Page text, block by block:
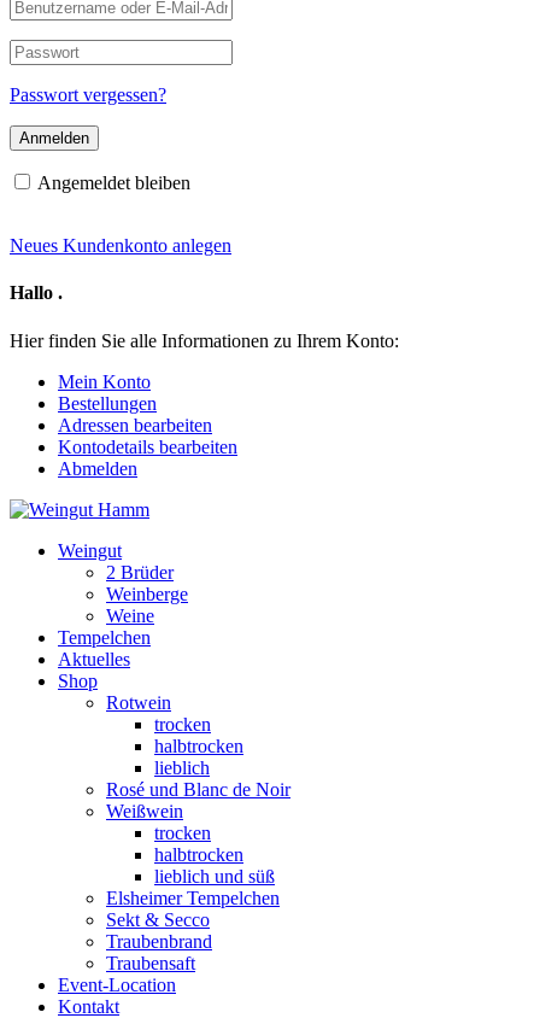
Benutzername
oder
E-
Mail-
Adresse
Passwort
Passwort vergessen?
Angemeldet bleiben
Neues Kundenkonto anlegen
Hallo .
Hier finden Sie alle Informationen zu Ihrem Konto:
Mein Konto
Bestellungen
Adressen bearbeiten
Kontodetails bearbeiten
Abmelden
Weingut
2 Brüder
Weinberge
Weine
Tempelchen
Aktuelles
Shop
Rotwein
trocken
halbtrocken
lieblich
Rosé und Blanc de Noir
Weißwein
trocken
halbtrocken
lieblich und süß
Elsheimer Tempelchen
Sekt & Secco
Traubenbrand
Traubensaft
Event-Location
Kontakt